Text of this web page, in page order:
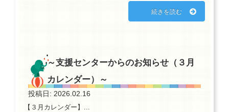
続きを読む
～支援センターからのお知らせ（３月
カレンダー）～
投稿日: 2026.02.16
【３月カレンダー】...